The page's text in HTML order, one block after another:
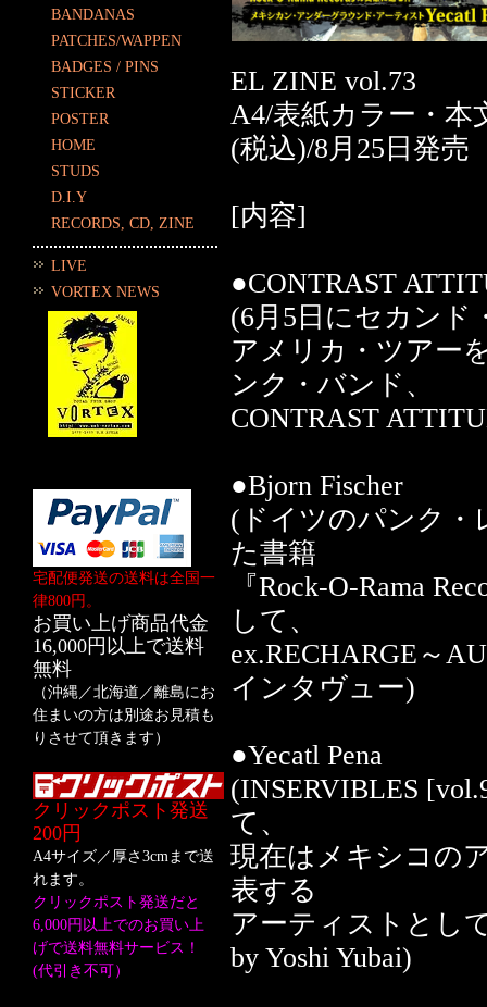
BANDANAS
PATCHES/WAPPEN
BADGES / PINS
STICKER
POSTER
HOME
STUDS
D.I.Y
RECORDS, CD, ZINE
LIVE
VORTEX NEWS
宅配便発送の送料は全国一
律800円。
お買い上げ商品代金
16,000円以上で送料
無料
（沖縄／北海道／離島にお
住まいの方は別途お見積も
りさせて頂きます）
クリックポスト発送
200円
A4サイズ／厚さ3cmまで送
れます。
クリックポスト発送だと
6,000円以上でのお買い上
げで送料無料サービス！
(代引き不可）
EL ZINE vol.73
A4/表紙カラー・本
(税込)/8月25日発売
[内容]
●CONTRAST
(6月5日にセカンド
アメリカ・ツアー
ンク・バンド、
CONTRAST
●Bjorn Fischer
(ドイツのパンク・
た書籍
『Rock-O-Rama
して、
ex.RECHARGE～
インタヴュー)
●Yecatl Pena
(INSERVIBLES
て、
現在はメキシコの
表する
アーティストとし
by Yoshi Yubai)